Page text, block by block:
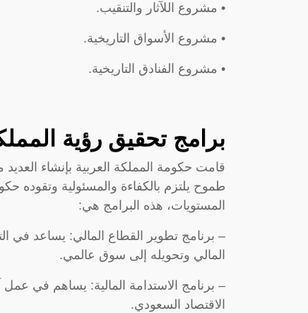
• مشروع اللآثار والتنقيب.
• مشروع الأسواق التاريخية.
• مشروع الفنادق التاريخية.
برامج تحقيق رؤية المملكة
طموح يلتزم بالكفاءة والمسئولية وتقوده
المستويات، هذه البرامج هي:
– برنامج تطوير القطاع المالي: يساعد في
المالي وتحويله إلى سوق عالمي.
– برنامج الاستدامة المالية: يساهم في
الاقتصاد السعودي.